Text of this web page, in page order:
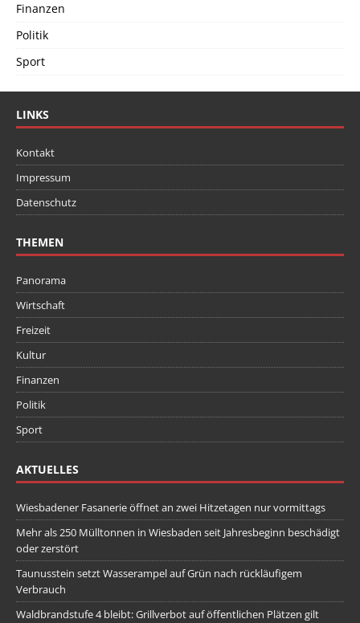
Finanzen
Politik
Sport
LINKS
Kontakt
Impressum
Datenschutz
THEMEN
Panorama
Wirtschaft
Freizeit
Kultur
Finanzen
Politik
Sport
AKTUELLES
Wiesbadener Fasanerie öffnet an zwei Hitzetagen nur vormittags
Mehr als 250 Mülltonnen in Wiesbaden seit Jahresbeginn beschädigt
oder zerstört
Taunusstein setzt Wasserampel auf Grün nach rückläufigem
Verbrauch
Waldbrandstufe 4 bleibt: Grillverbot auf öffentlichen Plätzen gilt